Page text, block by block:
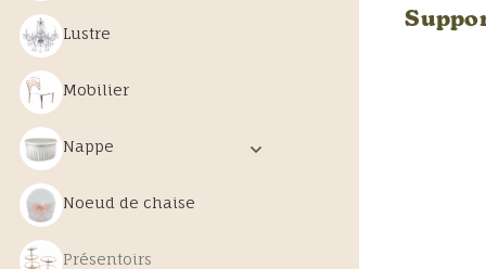
Lustre
Mobilier
Nappe
Noeud de chaise
Présentoirs